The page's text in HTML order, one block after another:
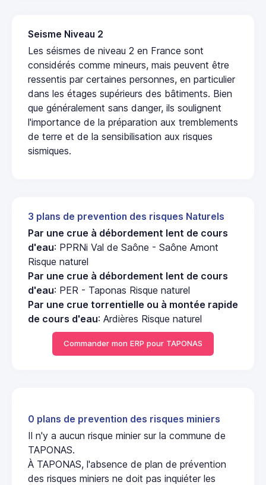
Seisme Niveau 2
Les séismes de niveau 2 en France sont
considérés comme mineurs, mais peuvent être
ressentis par certaines personnes, en particulier
dans les étages supérieurs des bâtiments. Bien
que généralement sans danger, ils soulignent
l'importance de la préparation aux tremblements
de terre et de la sensibilisation aux risques
sismiques.
3 plans de prevention des risques Naturels
Par une crue à débordement lent de cours
d'eau: PPRNi Val de Saône - Saône Amont
Risque naturel
Par une crue à débordement lent de cours
d'eau: PER - Taponas Risque naturel
Par une crue torrentielle ou à montée rapide
de cours d'eau: Ardières Risque naturel
Commander mon ERP pour TAPONAS
0 plans de prevention des risques miniers
Il n'y a aucun risque minier sur la commune de
TAPONAS.
À TAPONAS, l'absence de plan de prévention
des risques miniers ne doit pas inquiéter les